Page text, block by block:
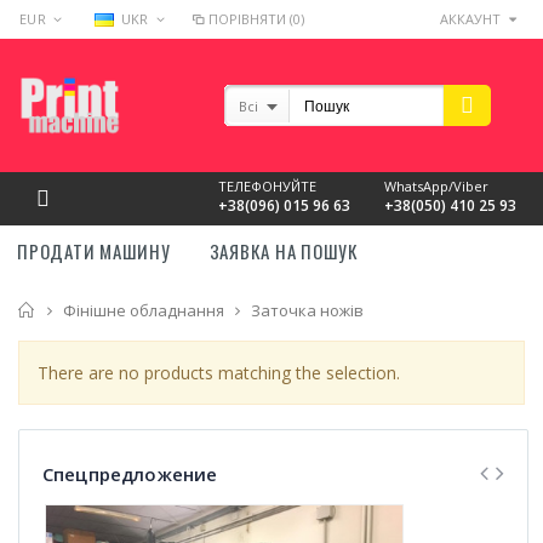
EUR UKR ПОРІВНЯТИ (0) АККАУНТ
ТЕЛЕФОНУЙТЕ
+38(096) 015 96 63
WhatsApp/Viber
+38(050) 410 25 93
Всі
ПРОДАТИ МАШИНУ ЗАЯВКА НА ПОШУК
Головна
Фінішне обладнання Заточка ножів
There are no products matching the selection.
Спецпредложение